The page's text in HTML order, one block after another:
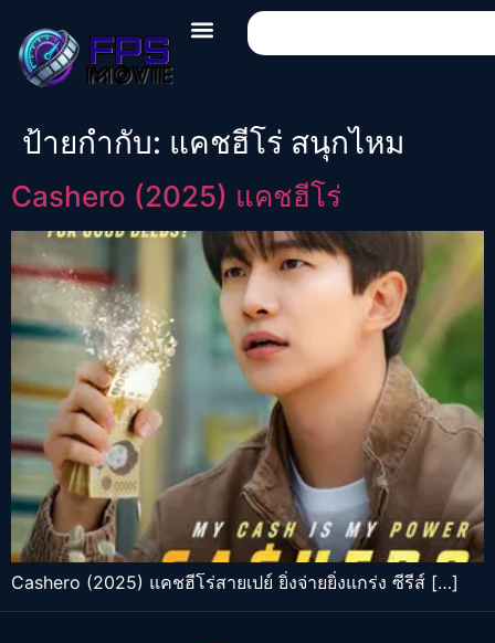
ป้ายกำกับ: แคชฮีโร่ สนุกไหม
Cashero (2025) แคชฮีโร่
Cashero (2025) แคชฮีโร่สายเปย์ ยิ่งจ่ายยิ่งแกร่ง ซีรีส์ […]